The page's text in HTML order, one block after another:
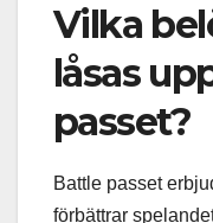
Vilka
låsas
passet?
Battle passet
förbättrar